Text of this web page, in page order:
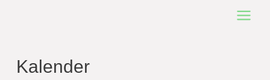
Main
Kalender